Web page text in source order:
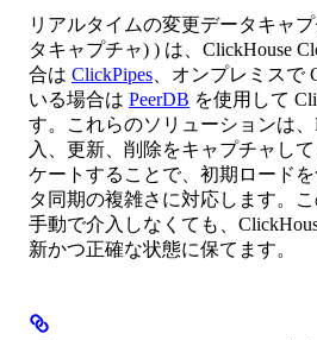
リアルタイムの変更データキャ
タキャプチャ) ) は、ClickHouse
合は ClickPipes 、オンプレミスで
いる場合は PeerDB を使用して
す。これらのソリューションは、
入、更新、削除をキャプチャして
ケートすることで、初期ロード
タ同期の複雑さに対応します。こ
手動で介入しなくても、
新かつ正確な状態に保てます。